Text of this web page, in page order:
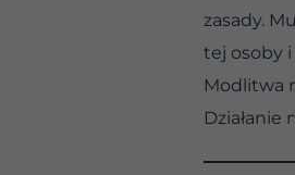
zasady.
tej osoby
Modlitwa